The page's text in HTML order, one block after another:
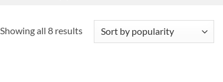
Showing all 8 resultsSorted